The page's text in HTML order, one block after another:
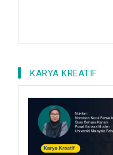
KARYA KREATIF